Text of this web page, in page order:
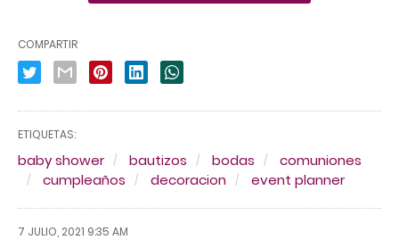
COMPARTIR
ETIQUETAS:
baby shower bautizos bodas
comuniones
cumpleaños
decoracion event planner
7 JULIO, 2021 9:35 AM